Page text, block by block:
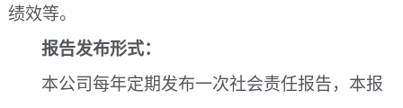
绩效等。
报告发布形式：
本公司每年定期发布一次社会责任报告，本报